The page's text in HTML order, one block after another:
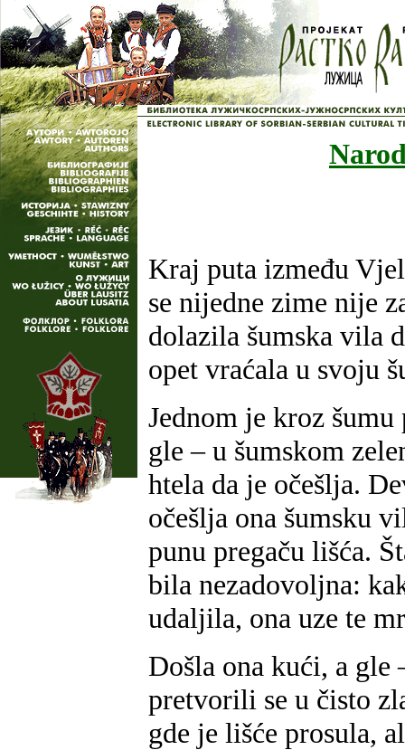
Kraj puta između
se nijedne zime nije
dolazila šumska vila
opet vraćala u svoju
Jednom je kroz
gle – u šumskom
htela da je očešlja.
očešlja ona šumsku
punu pregaču lišća.
bila nezadovoljna:
udaljila, ona uze te
Došla ona kući, a gle
pretvorili se u čisto
gde je lišće prosula,